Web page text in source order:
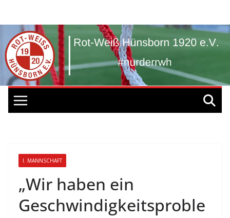
springen
I. MANNSCHAFT
„Wir haben ein
Geschwindigkeitsproble